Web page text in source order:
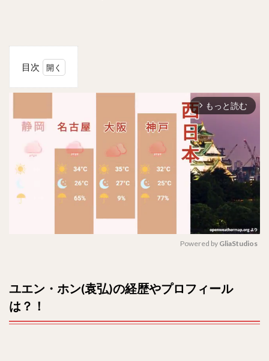
目次
ユエ
ン(袁
弘)の
経歴や
プロフ
ィール
は？！
2
演作
4
arrow_forward_ios もっと読む
t
Powered by GliaStudios
ユエン・ホン(袁弘)の経歴やプロフィール
は？！